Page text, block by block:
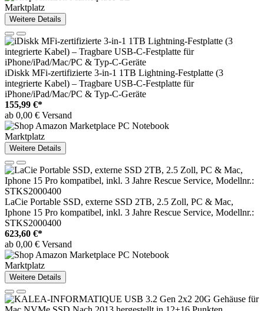
Marktplatz
Weitere Details
iDiskk MFi-zertifizierte 3-in-1 1TB Lightning-Festplatte (3
integrierte Kabel) – Tragbare USB-C-Festplatte für
iPhone/iPad/Mac/PC & Typ-C-Geräte
155,99 €*
ab 0,00 € Versand
Marktplatz
Weitere Details
LaCie Portable SSD, externe SSD 2TB, 2.5 Zoll, PC & Mac,
Iphone 15 Pro kompatibel, inkl. 3 Jahre Rescue Service, Modellnr.:
STKS2000400
623,60 €*
ab 0,00 € Versand
Marktplatz
Weitere Details